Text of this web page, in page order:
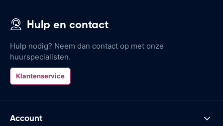
Hulp en contact
Hulp nodig? Neem dan contact op met onze
huurspecialisten.
Klantenservice
Account